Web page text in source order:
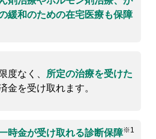
緩和のための在宅医療も保障
度なく、
所定の治療を受けた
金を受け取れます。
時金が受け取れる診断保障※1